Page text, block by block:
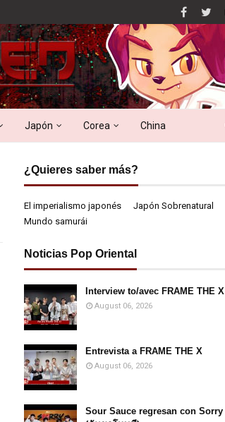
Japón Corea China
¿Quieres saber más?
El imperialismo japonés
Japón Sobrenatural
Mundo samurái
Noticias Pop Oriental
Interview to/avec FRAME THE X
August 06, 2026
Entrevista a FRAME THE X
August 06, 2026
Sour Sauce regresan con Sorry